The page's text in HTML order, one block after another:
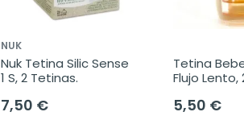
NUK
Nuk Tetina Silic Sense
1 S, 2 Tetinas.
7,50 €
Tetina
Flujo Lento,
5,50 €